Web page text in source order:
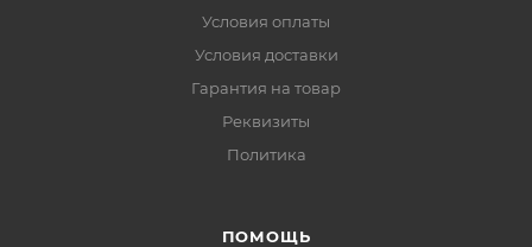
Условия оплаты
Условия доставки
Гарантия на товар
Реквизиты
Политика
ПОМОЩЬ